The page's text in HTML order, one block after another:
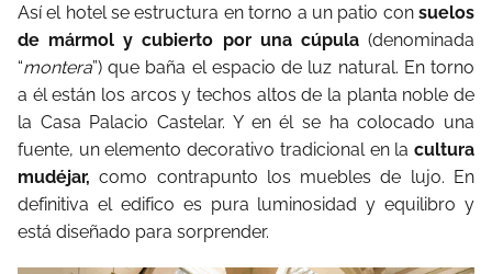
Así el hotel se estructura en torno a un patio con suelos
de mármol y cubierto por una cúpula(denominada
“montera”) que baña el espacio de luz natural. En torno
a él están los arcos y techos altos de la planta noble de
la Casa Palacio Castelar. Y en él se ha colocado una
fuente, un elemento decorativo tradicional en la cultura
mudéjar, como contrapunto los muebles de lujo. En
definitiva el edifico es pura luminosidad y equilibro y
está diseñado para sorprender.